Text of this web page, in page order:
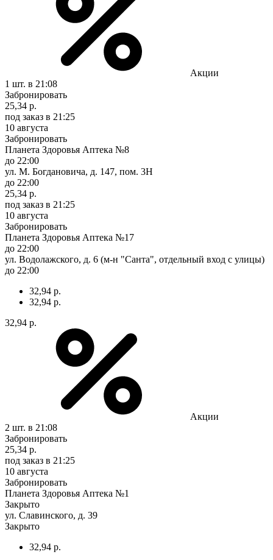
Акции
1 шт. в 21:08
Забронировать
25,34 р.
под заказ в 21:25
10 августа
Забронировать
Планета Здоровья Аптека №8
до 22:00
ул. М. Богдановича, д. 147, пом. 3Н
до 22:00
25,34 р.
под заказ в 21:25
10 августа
Забронировать
Планета Здоровья Аптека №17
до 22:00
ул. Водолажского, д. 6 (м-н "Санта", отдельный вход с улицы)
до 22:00
32,94 р.
32,94 р.
32,94 р.
Акции
2 шт. в 21:08
Забронировать
25,34 р.
под заказ в 21:25
10 августа
Забронировать
Планета Здоровья Аптека №1
Закрыто
ул. Славинского, д. 39
Закрыто
32,94 р.